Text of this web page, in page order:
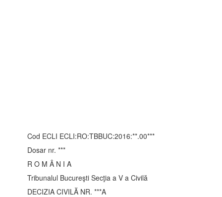
Cod ECLI ECLI:RO:TBBUC:2016:**.00***
Dosar nr. ***
R O M Â N I A
Tribunalul Bucureşti Secţia a V a Civilă
DECIZIA CIVILĂ NR. ***A